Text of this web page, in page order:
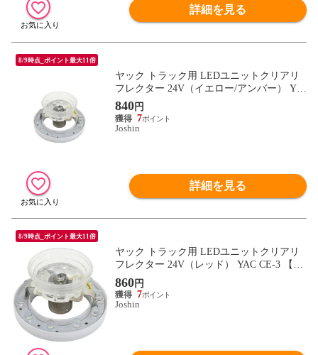
詳細を見る
8/9時点_ポイント最大11倍
ヤック トラック用 LEDユニットクリアリ
フレクター 24V（イエロー/アンバー） YA
C CE-1 【返品種別A】
840円
7
Joshin
詳細を見る
8/9時点_ポイント最大11倍
ヤック トラック用 LEDユニットクリアリ
フレクター 24V（レッド） YAC CE-3 【返
品種別A】
860円
7
Joshin